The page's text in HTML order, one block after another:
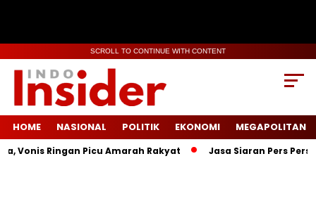
SCROLL TO CONTINUE WITH CONTENT
HOME NASIONAL POLITIK EKONOMI MEGAPOLITAN
Vonis Ringan Picu Amarah Rakyat Jasa Siaran Pers